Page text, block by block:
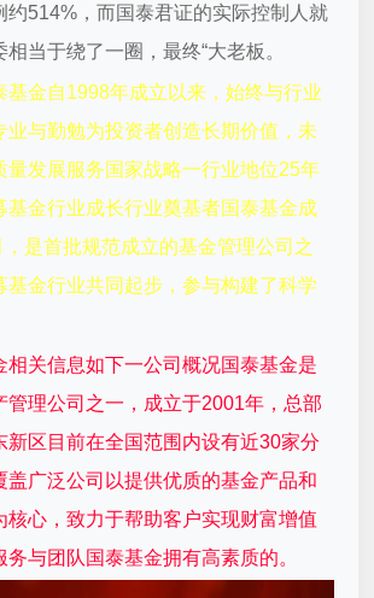
约514%，而国泰君证的实际控制人就
当于绕了一圈，最终“大老板。
基金自1998年成立以来，始终与行业
业与勤勉为投资者创造长期价值，未
量发展服务国家战略一行业地位25年
基金行业成长行业奠基者国泰基金成
是首批规范成立的基金管理公司之
基金行业共同起步，参与构建了科学
相关信息如下一公司概况国泰基金是
管理公司之一，成立于2001年，总部
新区目前在全国范围内设有近30家分
盖广泛公司以提供优质的基金产品和
核心，致力于帮助客户实现财富增值
与团队国泰基金拥有高素质的。